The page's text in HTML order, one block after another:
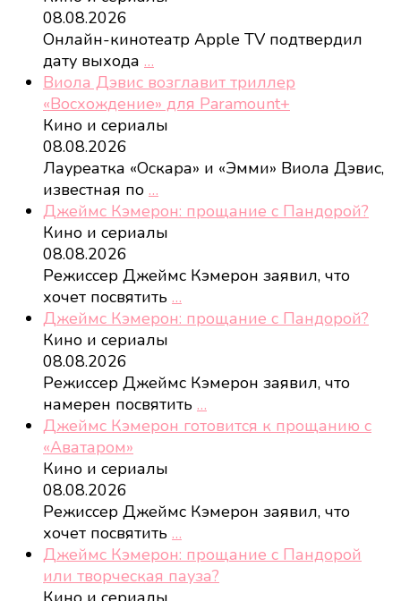
08.08.2026
Онлайн-кинотеатр Apple TV подтвердил
дату выхода …
Виола Дэвис возглавит триллер
«Восхождение» для Paramount+
Кино и сериалы
08.08.2026
Лауреатка «Оскара» и «Эмми» Виола Дэвис,
известная по …
Джеймс Кэмерон: прощание с Пандорой?
Кино и сериалы
08.08.2026
Режиссер Джеймс Кэмерон заявил, что
хочет посвятить …
Джеймс Кэмерон: прощание с Пандорой?
Кино и сериалы
08.08.2026
Режиссер Джеймс Кэмерон заявил, что
намерен посвятить …
Джеймс Кэмерон готовится к прощанию с
«Аватаром»
Кино и сериалы
08.08.2026
Режиссер Джеймс Кэмерон заявил, что
хочет посвятить …
Джеймс Кэмерон: прощание с Пандорой
или творческая пауза?